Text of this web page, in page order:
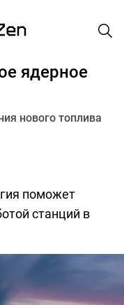
ядерное
нового топлива
поможет
станций в